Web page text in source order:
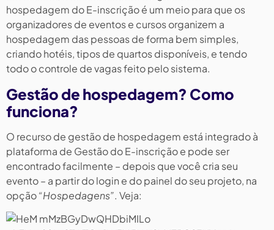
hospedagem do E-inscrição é um meio para que os
organizadores de eventos e cursos organizem a
hospedagem das pessoas de forma bem simples,
criando hotéis, tipos de quartos disponíveis, e tendo
todo o controle de vagas feito pelo sistema.
Gestão de hospedagem? Como
funciona?
O recurso de gestão de hospedagem está integrado à
plataforma de Gestão do E-inscrição e pode ser
encontrado facilmente – depois que você cria seu
evento – a partir do login e do painel do seu projeto, na
opção“Hospedagens”. Veja: